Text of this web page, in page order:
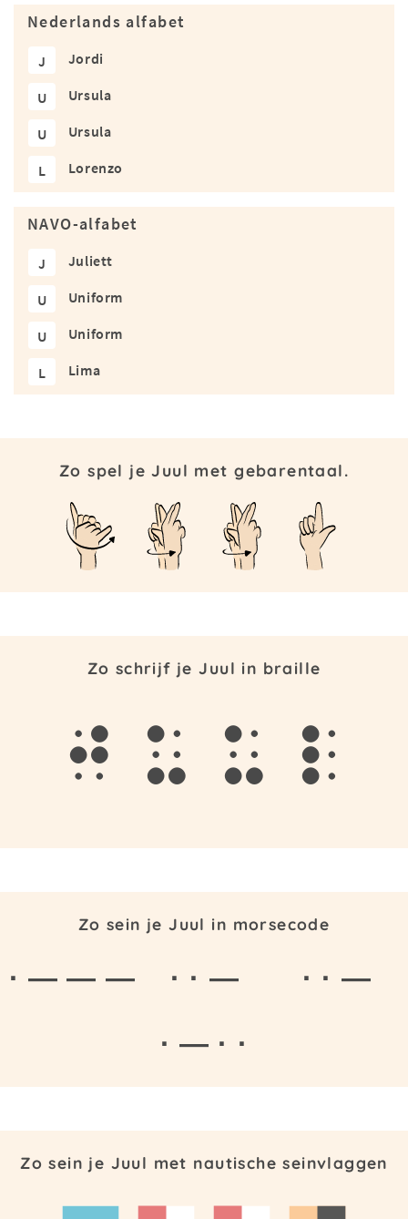
Nederlands alfabet
J Jordi
U Ursula
U Ursula
L Lorenzo
NAVO-alfabet
J Juliett
U Uniform
U Uniform
L Lima
Zo spel je Juul met gebarentaal.
Zo schrijf je Juul in braille
j u u l
Zo sein je Juul in morsecode
· — — — · · —
· · —
· — · ·
Zo sein je Juul met nautische seinvlaggen